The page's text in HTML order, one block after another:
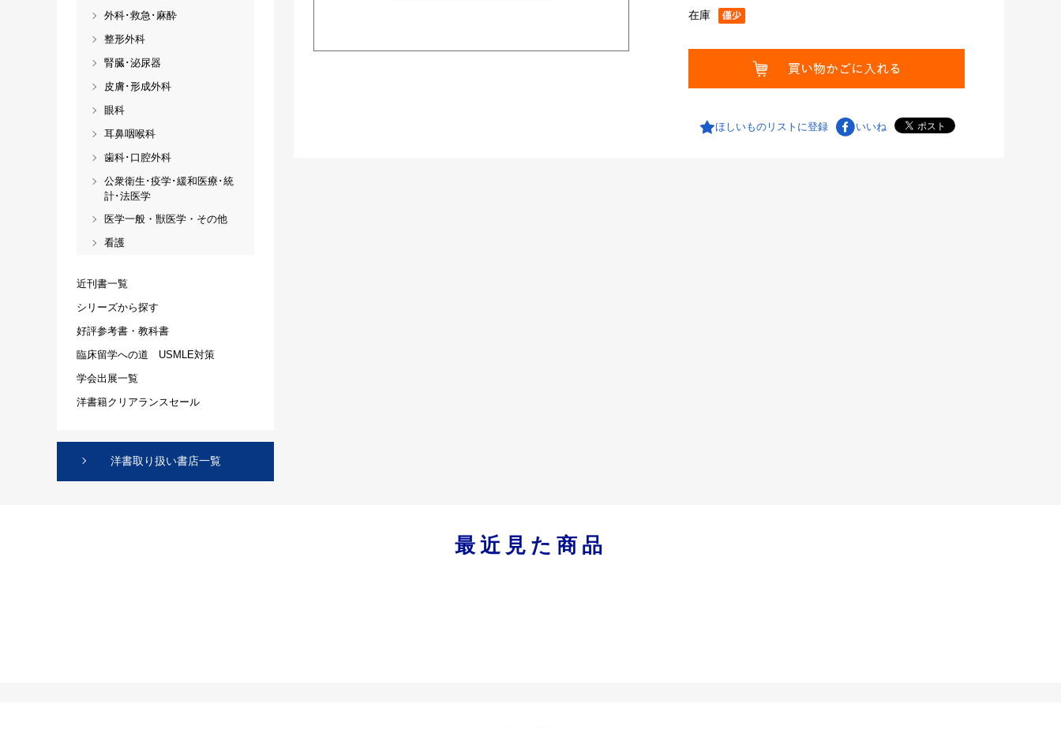
在庫
ほしいものリストに登録 いいね
外科･救急･麻酔
整形外科
腎臓･泌尿器
皮膚･形成外科
眼科
耳鼻咽喉科
歯科･口腔外科
公衆衛生･疫学･緩和医療･統
計･法医学
医学一般・獣医学・その他
看護
近刊書一覧
シリーズから探す
好評参考書・教科書
臨床留学への道 USMLE対策
学会出展一覧
洋書籍クリアランスセール
洋書取り扱い書店一覧
最近見た商品